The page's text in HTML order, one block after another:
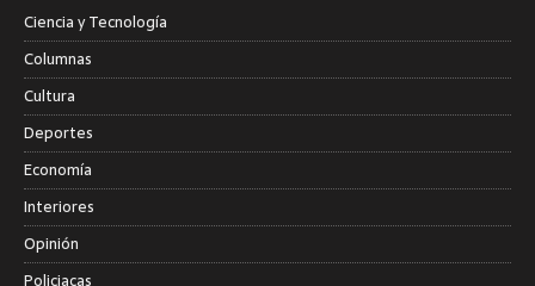
Ciencia y Tecnología
Columnas
Cultura
Deportes
Economía
Interiores
Opinión
Policiacas